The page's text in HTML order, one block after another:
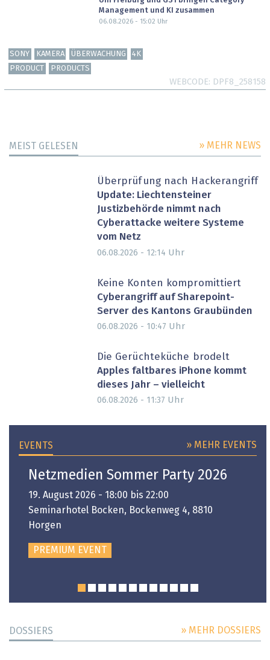
Management und KI zusammen
06.08.2026 - 15:02 Uhr
SONY KAMERA ÜBERWACHUNG
4K
PRODUCT
PRODUCTS
WEBCODE DPF8_258158
MEIST GELESEN » MEHR NEWS
Überprüfung nach Hackerangriff
Update: Liechtensteiner
Justizbehörde nimmt nach
Cyberattacke weitere Systeme
vom Netz
06.08.2026 - 12:14 Uhr
Keine Konten kompromittiert
Cyberangriff auf Sharepoint-
Server des Kantons Graubünden
06.08.2026 - 10:47 Uhr
Die Gerüchteküche brodelt
Apples faltbares iPhone kommt
dieses Jahr – vielleicht
06.08.2026 - 11:37 Uhr
EVENTS » MEHR EVENTS
Netzmedien Sommer Party 2026
19. August 2026 - 18:00 bis 22:00
Seminarhotel Bocken, Bockenweg 4, 8810
Horgen
PREMIUM EVENT
DOSSIERS » MEHR DOSSIERS